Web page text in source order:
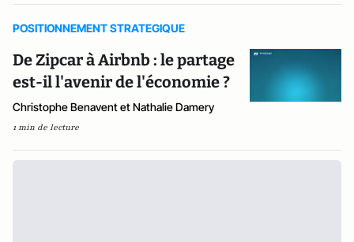
POSITIONNEMENT STRATEGIQUE
De Zipcar à Airbnb : le partage
est-il l'avenir de l'économie ?
Christophe Benavent et Nathalie Damery
1 min de lecture